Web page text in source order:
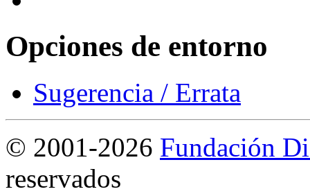
Opciones de entorno
Sugerencia / Errata
© 2001-2026 Fundación
reservados